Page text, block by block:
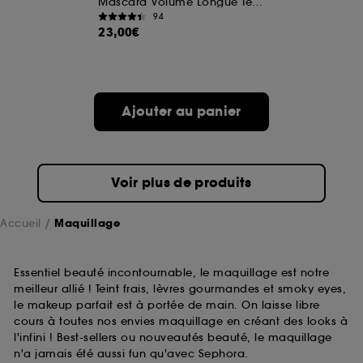
94
23,00€
Ajouter au panier
Voir plus de produits
Accueil Maquillage
Essentiel beauté incontournable, le maquillage est notre
meilleur allié ! Teint frais, lèvres gourmandes et smoky eyes,
le makeup parfait est à portée de main. On laisse libre
cours à toutes nos envies maquillage en créant des looks à
l'infini ! Best-sellers ou nouveautés beauté, le maquillage
n'a jamais été aussi fun qu'avec Sephora.
A l'exception des cookies techniques, le dépôt et la
choix" ci-dessous ou décider de "tout accepter".
Sephora pourra associer les informations de
navigation collectées par ces Cookies, pour les
sur "continuer sans accepter". Voous pouvez à tout
moment choisir de retirer votrte consentement. Si vous
souhaitez obtenir plus d'information sur les cookies